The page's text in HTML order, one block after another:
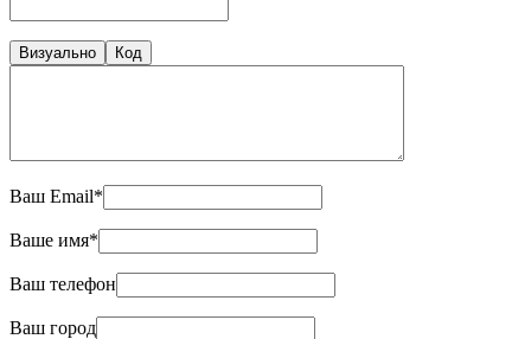
Визуально Код
Ваш Email*
Ваше имя*
Ваш телефон
Ваш город